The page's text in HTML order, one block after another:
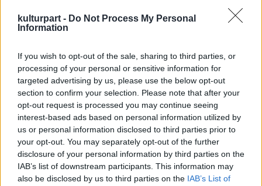
kulturpart - Do Not Process My Personal
Information
If you wish to opt-out of the sale, sharing to third parties, or
processing of your personal or sensitive information for
targeted advertising by us, please use the below opt-out
section to confirm your selection. Please note that after your
opt-out request is processed you may continue seeing
interest-based ads based on personal information utilized by
us or personal information disclosed to third parties prior to
your opt-out. You may separately opt-out of the further
disclosure of your personal information by third parties on the
IAB’s list of downstream participants. This information may
also be disclosed by us to third parties on the IAB’s List of
installációjuknak.
Hawkins/Brown az Oasis-nek tervezett második installációja